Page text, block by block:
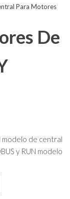
Para Motores
De
modelo de central
y RUN modelo